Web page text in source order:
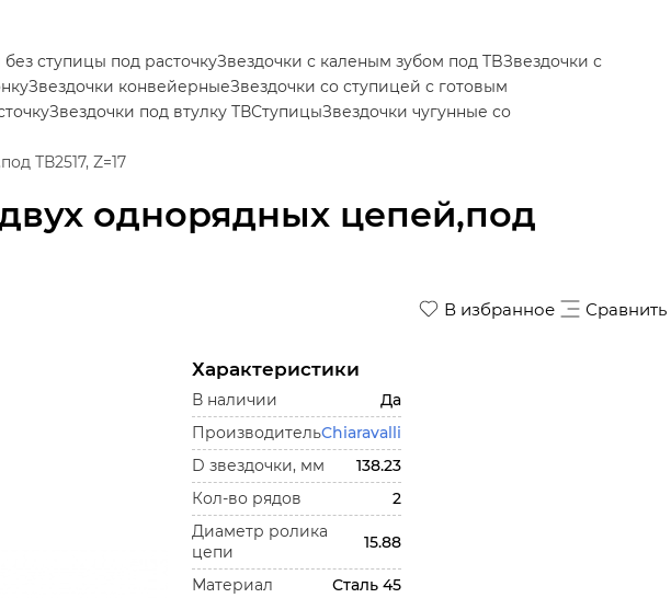
двух однорядных цепей,под
ступицы под расточкуЗвездочки с каленым зубом под TBЗвездочки с
Звездочки конвейерныеЗвездочки со ступицей с готовым
Звездочки под втулку ТВСтупицыЗвездочки чугунные со
ТВ2517, Z=17
В избранное Сравнить
Характеристики
В наличии
Да
ПроизводительChiaravalli
D звездочки, мм
138.23
Кол-во рядов
2
Диаметр ролика
цепи
15.88
Материал Сталь 45